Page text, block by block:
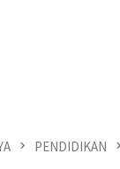
PENDIDIKAN